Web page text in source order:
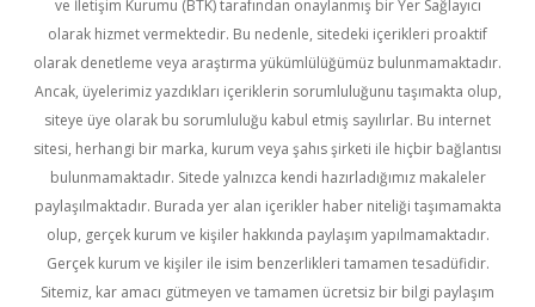
ve İletişim Kurumu (BTK) tarafından onaylanmış bir Yer Sağlayıcı
olarak hizmet vermektedir. Bu nedenle, sitedeki içerikleri proaktif
olarak denetleme veya araştırma yükümlülüğümüz bulunmamaktadır.
Ancak, üyelerimiz yazdıkları içeriklerin sorumluluğunu taşımakta olup,
siteye üye olarak bu sorumluluğu kabul etmiş sayılırlar. Bu internet
sitesi, herhangi bir marka, kurum veya şahıs şirketi ile hiçbir bağlantısı
bulunmamaktadır. Sitede yalnızca kendi hazırladığımız makaleler
paylaşılmaktadır. Burada yer alan içerikler haber niteliği taşımamakta
olup, gerçek kurum ve kişiler hakkında paylaşım yapılmamaktadır.
Gerçek kurum ve kişiler ile isim benzerlikleri tamamen tesadüfidir.
Sitemiz, kar amacı gütmeyen ve tamamen ücretsiz bir bilgi paylaşım